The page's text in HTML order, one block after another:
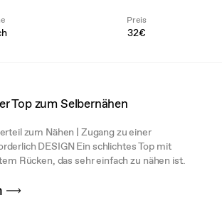
Preis
32€
Top zum Selbernähen
zum Nähen | Zugang zu einer
DESIGN Ein schlichtes Top mit
Rücken, das sehr einfach zu nähen ist.